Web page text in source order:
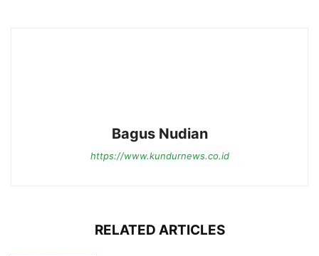
Bagus Nudian
https://www.kundurnews.co.id
RELATED ARTICLES